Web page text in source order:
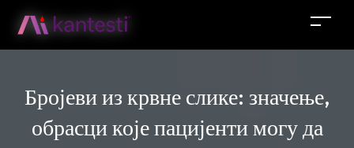
Бројеви из крвне слике: значење,
обрасци које пацијенти могу да